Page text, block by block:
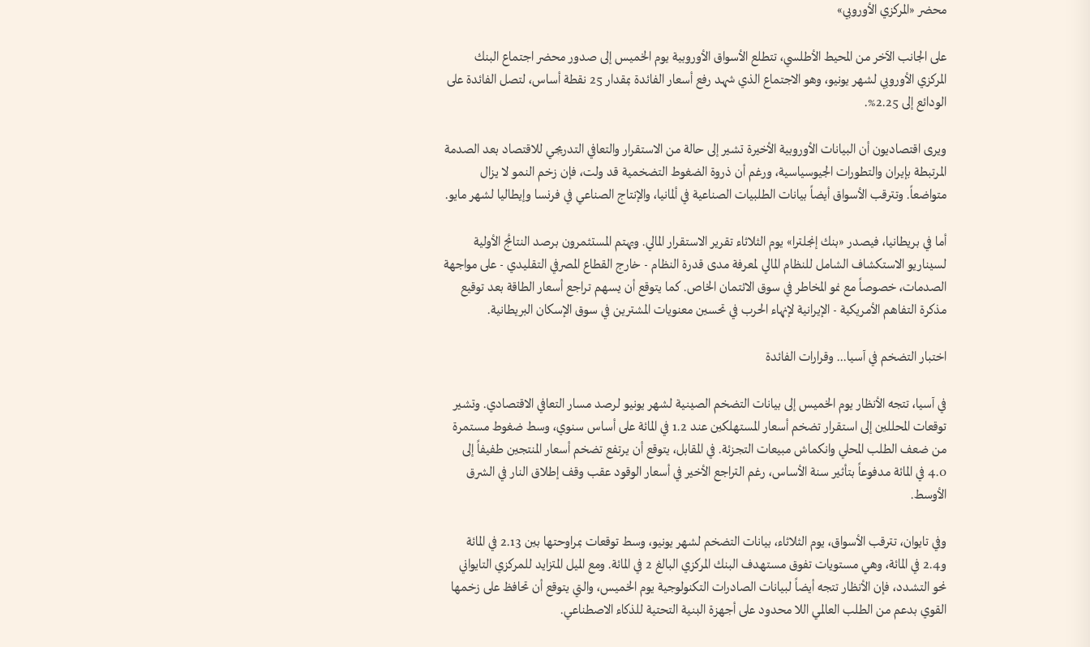
محضر «المركزي الأوروبي»
على الجانب الآخر من المحيط الأطلسي، تتطلع الأسواق الأوروبية يوم الخميس إلى صدور محضر اجتماع البنك
المركزي الأوروبي لشهر يونيو، وهو الاجتماع الذي شهد رفع أسعار الفائدة بمقدار 25 نقطة أساس، لتصل الفائدة على
الودائع إلى 2.25%.
ويرى اقتصاديون أن البيانات الأوروبية الأخيرة تشير إلى حالة من الاستقرار والتعافي التدريجي للاقتصاد بعد الصدمة
المرتبطة بإيران والتطورات الجيوسياسية، ورغم أن ذروة الضغوط التضخمية قد ولت، فإن زخم النمو لا يزال
متواضعاً. وتترقب الأسواق أيضاً بيانات الطلبيات الصناعية في ألمانيا، والإنتاج الصناعي في فرنسا وإيطاليا لشهر مايو.
أما في بريطانيا، فيصدر «بنك إنجلترا» يوم الثلاثاء تقرير الاستقرار المالي. ويهتم المستثمرون برصد النتائج الأولية
لسيناريو الاستكشاف الشامل للنظام المالي لمعرفة مدى قدرة النظام - خارج القطاع المصرفي التقليدي - على مواجهة
الصدمات، خصوصاً مع نمو المخاطر في سوق الائتمان الخاص. كما يتوقع أن يسهم تراجع أسعار الطاقة بعد توقيع
مذكرة التفاهم الأمريكية - الإيرانية لإنهاء الحرب في تحسين معنويات المشترين في سوق الإسكان البريطانية.
اختبار التضخم في آسيا... وقرارات الفائدة
في آسيا، تتجه الأنظار يوم الخميس إلى بيانات التضخم الصينية لشهر يونيو لرصد مسار التعافي الاقتصادي. وتشير
توقعات المحللين إلى استقرار تضخم أسعار المستهلكين عند 1.2 في المائة على أساس سنوي، وسط ضغوط مستمرة
من ضعف الطلب المحلي وانكماش مبيعات التجزئة. في المقابل، يتوقع أن يرتفع تضخم أسعار المنتجين طفيفاً إلى
4.0 في المائة مدفوعاً بتأثير سنة الأساس، رغم التراجع الأخير في أسعار الوقود عقب وقف إطلاق النار في الشرق
الأوسط.
وفي تايوان، تترقب الأسواق، يوم الثلاثاء، بيانات التضخم لشهر يونيو، وسط توقعات بمراوحتها بين 2.13 في المائة
و2.4 في المائة، وهي مستويات تفوق مستهدف البنك المركزي البالغ 2 في المائة. ومع الميل المتزايد للمركزي التايواني
نحو التشدد، فإن الأنظار تتجه أيضاً لبيانات الصادرات التكنولوجية يوم الخميس، والتي يتوقع أن تحافظ على زخمها
القوي بدعم من الطلب العالمي اللا محدود على أجهزة البنية التحتية للذكاء الاصطناعي.